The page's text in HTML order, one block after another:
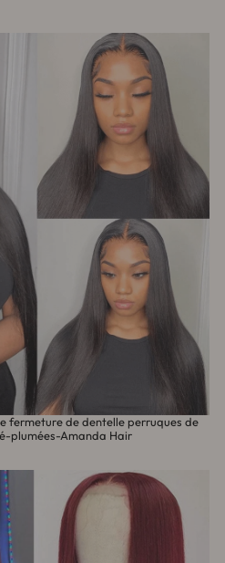
fermeture de dentelle perruques de
plumées-Amanda Hair